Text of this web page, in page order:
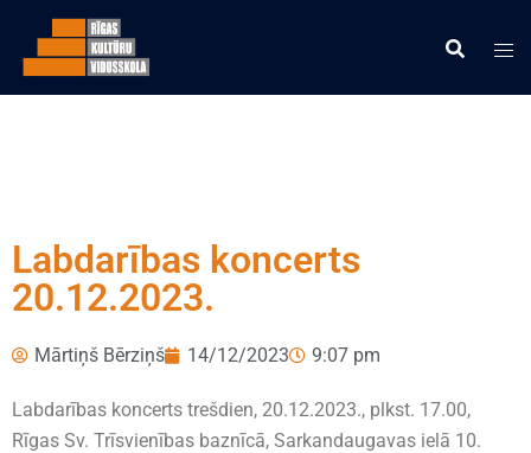
Labdarības koncerts
20.12.2023.
Mārtiņš Bērziņš 14/12/2023 9:07 pm
Labdarības koncerts trešdien, 20.12.2023., plkst. 17.00,
Rīgas Sv. Trīsvienības baznīcā, Sarkandaugavas ielā 10.